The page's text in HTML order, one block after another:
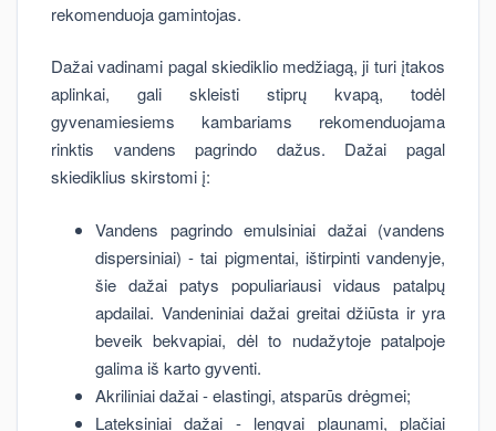
rekomenduoja gamintojas.
Dažai vadinami pagal skiediklio medžiagą, ji turi įtakos
aplinkai, gali skleisti stiprų kvapą, todėl
gyvenamiesiems kambariams rekomenduojama
rinktis vandens pagrindo dažus. Dažai pagal
skiediklius skirstomi į:
Vandens pagrindo emulsiniai dažai (vandens
dispersiniai) - tai pigmentai, ištirpinti vandenyje,
šie dažai patys populiariausi vidaus patalpų
apdailai. Vandeniniai dažai greitai džiūsta ir yra
beveik bekvapiai, dėl to nudažytoje patalpoje
galima iš karto gyventi.
Akriliniai dažai - elastingi, atsparūs drėgmei;
Lateksiniai dažai - lengvai plaunami, plačiai